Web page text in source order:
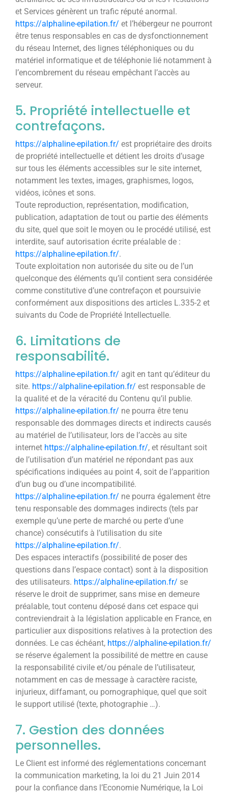
et Services génèrent un trafic réputé anormal.
https://alphaline-epilation.fr/ et l’hébergeur ne pourront
être tenus responsables en cas de dysfonctionnement
du réseau Internet, des lignes téléphoniques ou du
matériel informatique et de téléphonie lié notamment à
l’encombrement du réseau empêchant l’accès au
serveur.
5. Propriété intellectuelle et
contrefaçons.
https://alphaline-epilation.fr/ est propriétaire des droits
de propriété intellectuelle et détient les droits d’usage
sur tous les éléments accessibles sur le site internet,
notamment les textes, images, graphismes, logos,
vidéos, icônes et sons.
Toute reproduction, représentation, modification,
publication, adaptation de tout ou partie des éléments
du site, quel que soit le moyen ou le procédé utilisé, est
interdite, sauf autorisation écrite préalable de :
https://alphaline-epilation.fr/.
Toute exploitation non autorisée du site ou de l’un
quelconque des éléments qu’il contient sera considérée
comme constitutive d’une contrefaçon et poursuivie
conformément aux dispositions des articles L.335-2 et
suivants du Code de Propriété Intellectuelle.
6. Limitations de
responsabilité.
https://alphaline-epilation.fr/ agit en tant qu’éditeur du
site. https://alphaline-epilation.fr/ est responsable de
la qualité et de la véracité du Contenu qu’il publie.
https://alphaline-epilation.fr/ ne pourra être tenu
responsable des dommages directs et indirects causés
au matériel de l’utilisateur, lors de l’accès au site
internet https://alphaline-epilation.fr/, et résultant soit
de l’utilisation d’un matériel ne répondant pas aux
spécifications indiquées au point 4, soit de l’apparition
d’un bug ou d’une incompatibilité.
https://alphaline-epilation.fr/ ne pourra également être
tenu responsable des dommages indirects (tels par
exemple qu’une perte de marché ou perte d’une
chance) consécutifs à l’utilisation du site
https://alphaline-epilation.fr/.
Des espaces interactifs (possibilité de poser des
questions dans l’espace contact) sont à la disposition
des utilisateurs. https://alphaline-epilation.fr/ se
réserve le droit de supprimer, sans mise en demeure
préalable, tout contenu déposé dans cet espace qui
contreviendrait à la législation applicable en France, en
particulier aux dispositions relatives à la protection des
données. Le cas échéant, https://alphaline-epilation.fr/
se réserve également la possibilité de mettre en cause
la responsabilité civile et/ou pénale de l’utilisateur,
notamment en cas de message à caractère raciste,
injurieux, diffamant, ou pornographique, quel que soit
le support utilisé (texte, photographie …).
7. Gestion des données
personnelles.
Le Client est informé des réglementations concernant
la communication marketing, la loi du 21 Juin 2014
pour la confiance dans l’Economie Numérique, la Loi